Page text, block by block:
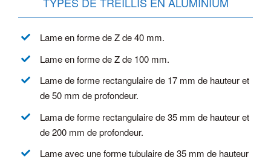
Lame en forme de Z de 40 mm.
Lame en forme de Z de 100 mm.
Lame de forme rectangulaire de 17 mm de hauteur et
de 50 mm de profondeur.
Lama de forme rectangulaire de 35 mm de hauteur et
de 200 mm de profondeur.
Lame avec une forme tubulaire de 35 mm de hauteur